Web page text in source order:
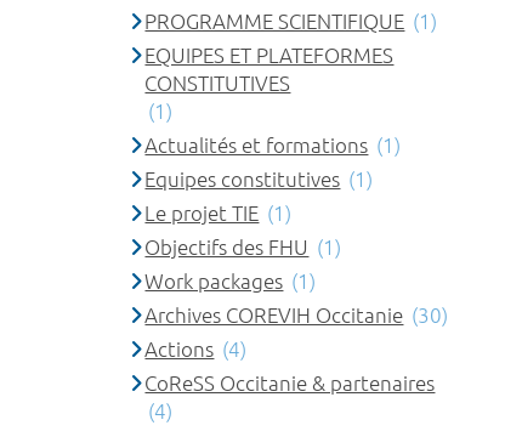
PROGRAMME SCIENTIFIQUE (1)
EQUIPES ET PLATEFORMES
CONSTITUTIVES
(1)
Actualités et formations (1)
Equipes constitutives (1)
Le projet TIE (1)
Objectifs des FHU (1)
Work packages (1)
Archives COREVIH Occitanie (30)
Actions (4)
CoReSS Occitanie & partenaires
(4)